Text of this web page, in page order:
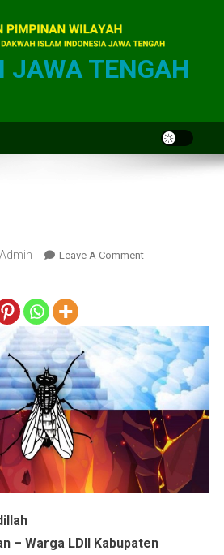
JAWA TENGAH
Admin Leave A Comment
– Warga LDII Kabupaten